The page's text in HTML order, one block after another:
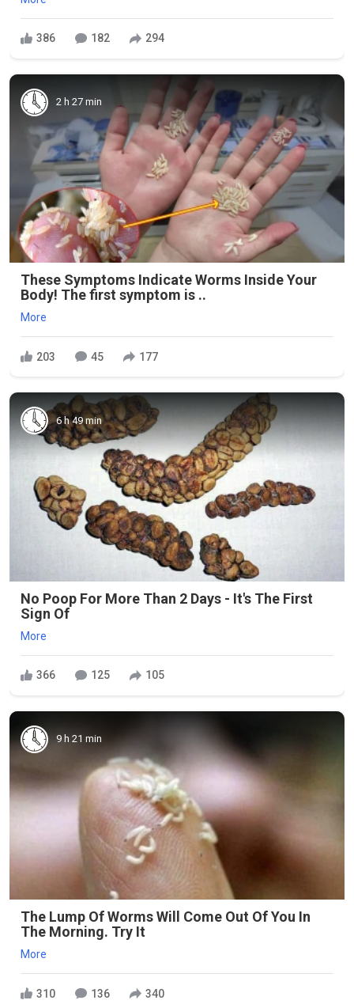
386 182 294
2 h 27 min
These Symptoms Indicate Worms Inside Your
Body! The first symptom is ..
More
203 45 177
6 h 49 min
No Poop For More Than 2 Days - It's The First
Sign Of
More
366 125 105
9 h 21 min
The Lump Of Worms Will Come Out Of You In
The Morning. Try It
More
310 136 340